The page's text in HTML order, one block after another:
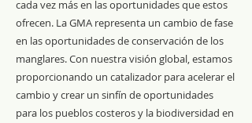
cada vez más en las oportunidades que estos
ofrecen. La GMA representa un cambio de fase
en las oportunidades de conservación de los
manglares. Con nuestra visión global, estamos
proporcionando un catalizador para acelerar el
cambio y crear un sinfín de oportunidades
para los pueblos costeros y la biodiversidad en